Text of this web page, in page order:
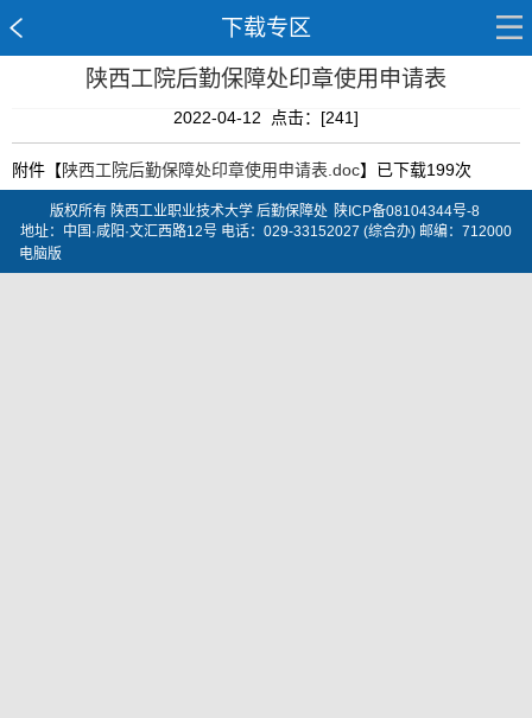
下载专区
陕西工院后勤保障处印章使用申请表
2022-04-12 点击：[241]
附件【陕西工院后勤保障处印章使用申请表.doc】已下载199次
版权所有 陕西工业职业技术大学 后勤保障处 陕ICP备08104344号-8
地址：中国·咸阳·文汇西路12号 电话：029-33152027 (综合办) 邮编：712000
电脑版